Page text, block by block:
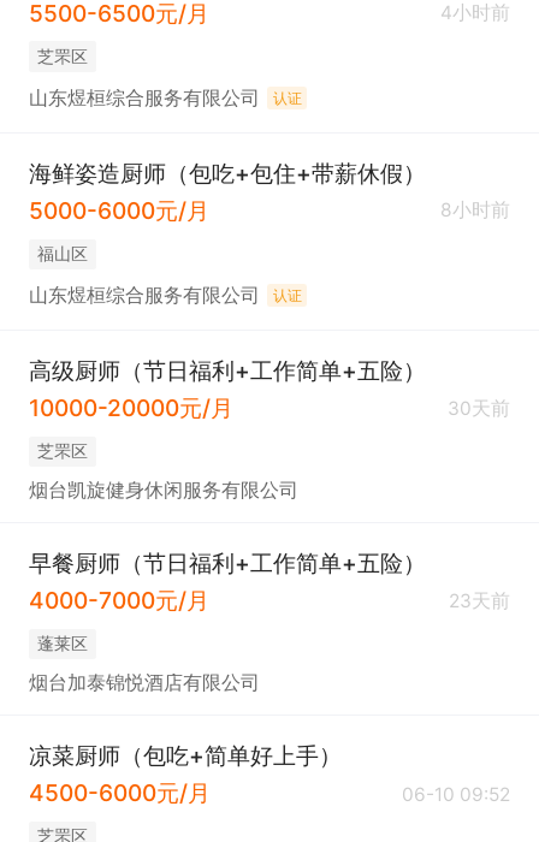
5500-6500元/月 4小时前
芝罘区
山东煜桓综合服务有限公司 认证
海鲜姿造厨师（包吃+包住+带薪休假）
5000-6000元/月
8小时前
福山区
山东煜桓综合服务有限公司 认证
高级厨师（节日福利+工作简单+五险）
10000-20000元/月
30天前
芝罘区
烟台凯旋健身休闲服务有限公司
早餐厨师（节日福利+工作简单+五险）
4000-7000元/月
23天前
蓬莱区
烟台加泰锦悦酒店有限公司
凉菜厨师（包吃+简单好上手）
4500-6000元/月
06-10 09:52
芝罘区